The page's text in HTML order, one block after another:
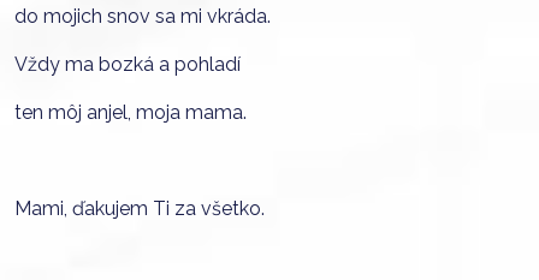
do mojich snov sa mi vkráda.
Vždy ma bozká a pohladí
ten môj anjel, moja mama.
Mami, ďakujem Ti za všetko.